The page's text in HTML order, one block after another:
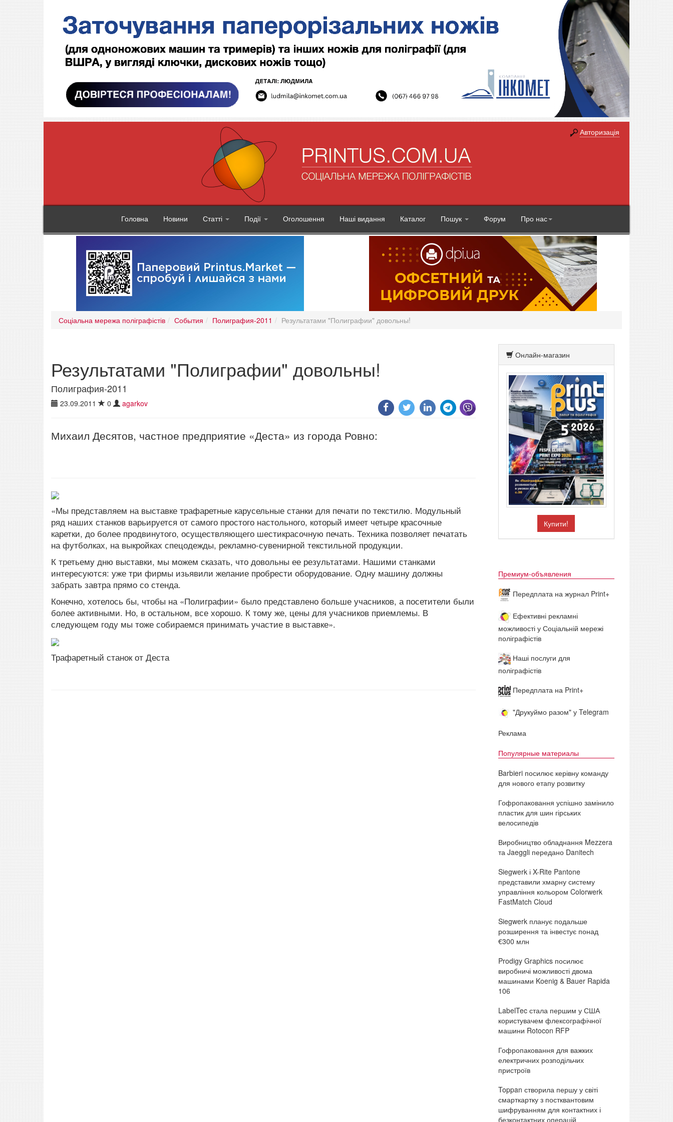
Авторизація
Головна Новини Статті Події Оголошення Наші видання Каталог Пошук Форум Про нас
Соціальна мережа поліграфістів События Полиграфия-2011 Результатами "Полиграфии" довольны!
Результатами "Полиграфии" довольны!
Полиграфия-2011
23.09.2011 0 agarkov
Михаил Десятов, частное предприятие «Деста» из города Ровно:
«Мы представляем на выставке трафаретные карусельные станки для печати по текстилю. Модульный
ряд наших станков варьируется от самого простого настольного, который имеет четыре красочные
каретки, до более продвинутого, осуществляющего шестикрасочную печать. Техника позволяет печатать
на футболках, на выкройках спецодежды, рекламно-сувенирной текстильной продукции.
К третьему дню выставки, мы можем сказать, что довольны ее результатами. Нашими станками
интересуются: уже три фирмы изьявили желание пробрести оборудование. Одну машину должны
забрать завтра прямо со стенда.
Конечно, хотелось бы, чтобы на «Полиграфии» было представлено больше учасников, а посетители были
более активными. Но, в остальном, все хорошо. К тому же, цены для учасников приемлемы. В
следующем году мы тоже собираемся принимать участие в выставке».
Трафаретный станок от Деста
Онлайн-магазин
Купити!
Премиум-объявления
Передплата на журнал Print+
Ефективні рекламні
можливості у Соціальній мережі
поліграфістів
Наші послуги для
поліграфістів
Передплата на Print+
"Друкуймо разом" у Telegram
Реклама
Популярные материалы
Barbieri посилює керівну команду
для нового етапу розвитку
Гофропаковання успішно замінило
пластик для шин гірських
велосипедів
Виробництво обладнання Mezzera
та Jaeggli передано Danitech
Siegwerk і X-Rite Pantone
представили хмарну систему
управління кольором Colorwerk
FastMatch Cloud
Siegwerk планує подальше
розширення та інвестує понад
€300 млн
Prodigy Graphics посилює
виробничі можливості двома
машинами Koenig & Bauer Rapida
106
LabelTec стала першим у США
користувачем флексографічної
машини Rotocon RFP
Гофропаковання для важких
електричних розподільчих
пристроїв
Toppan створила першу у світі
смарткартку з постквантовим
шифруванням для контактних і
безконтактних операцій